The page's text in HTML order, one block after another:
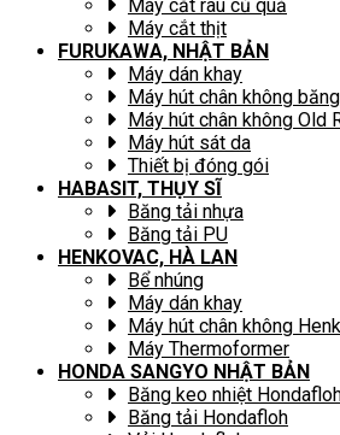
Máy cắt rau củ quả
Máy cắt thịt
FURUKAWA, NHẬT BẢN
Máy dán khay
Máy hút chân không
Máy hút chân không Old
Máy hút sát da
Thiết bị đóng gói
HABASIT, THỤY SĨ
Băng tải nhựa
Băng tải PU
HENKOVAC, HÀ LAN
Bể nhúng
Máy dán khay
Máy hút chân không
Máy Thermoformer
HONDA SANGYO NHẬT BẢN
Băng keo nhiệt
Băng tải Hondafloh